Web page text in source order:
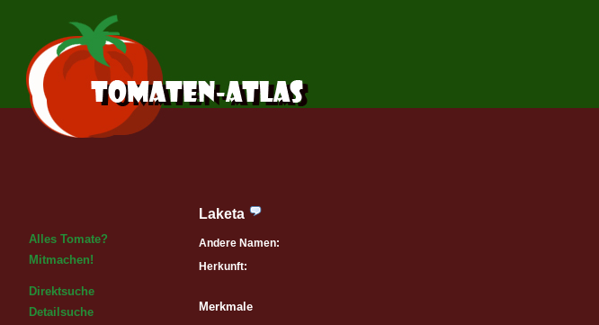
Alles Tomate?
Mitmachen!
Direktsuche
Detailsuche
Laketa
Andere Namen:
Herkunft:
Merkmale